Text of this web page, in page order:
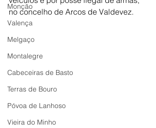
Monção
Valença
Melgaço
Montalegre
Cabeceiras de Basto
Terras de Bouro
Póvoa de Lanhoso
Vieira do Minho
no concelho de Arcos de Valdevez.